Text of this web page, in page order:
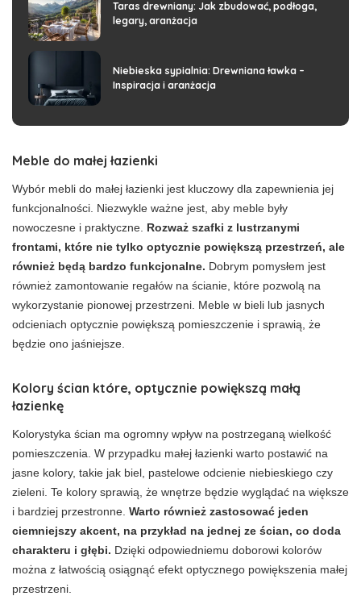
Taras drewniany: Jak zbudować, podłoga,
legary, aranżacja
Niebieska sypialnia: Drewniana ławka –
Inspiracja i aranżacja
Meble do małej łazienki
Wybór mebli do małej łazienki jest kluczowy dla zapewnienia jej
funkcjonalności. Niezwykle ważne jest, aby meble były
nowoczesne i praktyczne. Rozważ szafki z lustrzanymi
frontami, które nie tylko optycznie powiększą przestrzeń, ale
również będą bardzo funkcjonalne. Dobrym pomysłem jest
również zamontowanie regałów na ścianie, które pozwolą na
wykorzystanie pionowej przestrzeni. Meble w bieli lub jasnych
odcieniach optycznie powiększą pomieszczenie i sprawią, że
będzie ono jaśniejsze.
Kolory ścian które, optycznie powiększą małą
łazienkę
Kolorystyka ścian ma ogromny wpływ na postrzeganą wielkość
pomieszczenia. W przypadku małej łazienki warto postawić na
jasne kolory, takie jak biel, pastelowe odcienie niebieskiego czy
zieleni. Te kolory sprawią, że wnętrze będzie wyglądać na większe
i bardziej przestronne. Warto również zastosować jeden
ciemniejszy akcent, na przykład na jednej ze ścian, co doda
charakteru i głębi. Dzięki odpowiedniemu doborowi kolorów
można z łatwością osiągnąć efekt optycznego powiększenia małej
przestrzeni.